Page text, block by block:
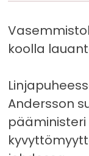
koolla
Andersson
pääministeri